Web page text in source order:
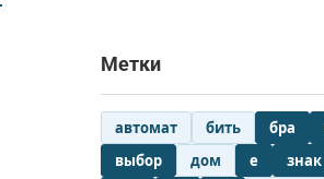
Метки
автомат бить бра
выбор
дом е знак